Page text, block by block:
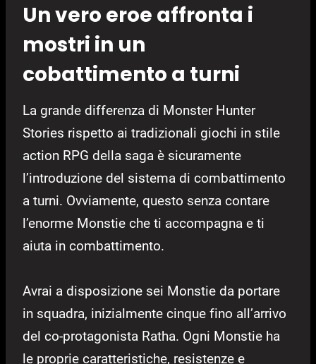
Un vero eroe affronta i
mostri in un
cobattimento a turni
La grande differenza di Monster Hunter
Stories rispetto ai tradizionali giochi in stile
action RPG della saga è sicuramente
l’introduzione del sistema di combattimento
a turni. Ovviamente, questo senza contare
l’enorme Monstie che ti accompagna e ti
aiuta in combattimento.
Avrai a disposizione sei Monstie da portare
in squadra, inizialmente cinque fino all’arrivo
del co-protagonista Ratha. Ogni Monstie ha
le proprie caratteristiche, resistenze e